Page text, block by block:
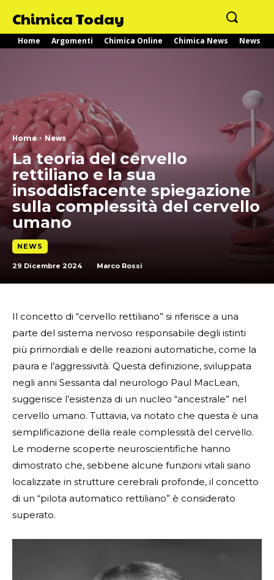
Chimica Today
Home Argomenti Chimica Online Chimica News News
Home News
La teoria del cervello
rettiliano e la sua
insoddisfacente spiegazione
sulla complessità del cervello
umano
NEWS
29 Dicembre 2024 Marco Rossi
Il concetto di “cervello rettiliano” si riferisce a una
parte del sistema nervoso responsabile degli istinti
più primordiali e delle reazioni automatiche, come la
paura e l’aggressività. Questa definizione, sviluppata
negli anni Sessanta dal neurologo Paul MacLean,
suggerisce l’esistenza di un nucleo “ancestrale” nel
cervello umano. Tuttavia, va notato che questa è una
semplificazione della reale complessità del cervello.
Le moderne scoperte neuroscientifiche hanno
dimostrato che, sebbene alcune funzioni vitali siano
localizzate in strutture cerebrali profonde, il concetto
di un “pilota automatico rettiliano” è considerato
superato.